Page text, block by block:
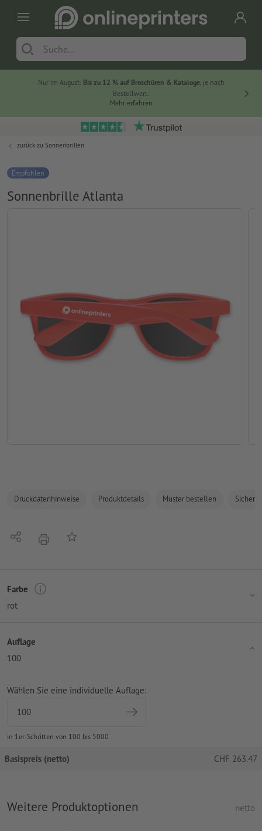
Nur im August: Bis zu 12 % auf Broschüren & Kataloge, je nach
Bestellwert.
Mehr erfahren
zurück zu Sonnenbrillen
Empfohlen
Sonnenbrille Atlanta
Druckdatenhinweise Produktdetails Muster bestellen
Teilen DruckenAuf die Merkliste
Farbe
rot
Auflage
100
Wählen Sie eine individuelle Auflage:
in 1er-Schritten von 100 bis 5000
Basispreis (netto) CHF 263.47
Weitere Produktoptionen netto